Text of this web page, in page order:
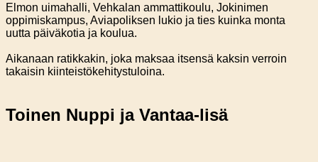
Elmon uimahalli, Vehkalan ammattikoulu, Jokinimen
oppimiskampus, Aviapoliksen lukio ja ties kuinka monta
uutta päiväkotia ja koulua.
Aikanaan ratikkakin, joka maksaa itsensä kaksin verroin
takaisin kiinteistökehitystuloina.
Toinen Nuppi ja Vantaa-lisä